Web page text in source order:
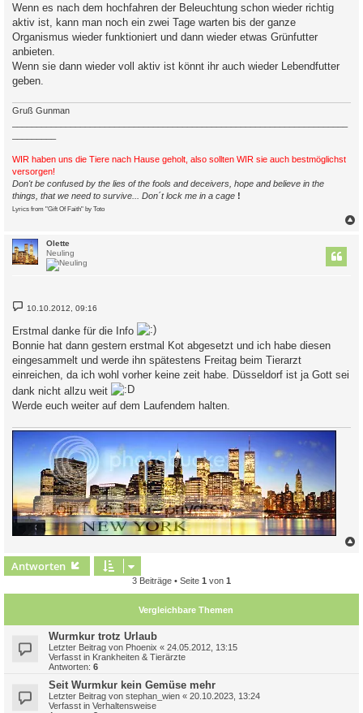
Wenn es nach dem hochfahren der Beleuchtung schon wieder richtig
aktiv ist, kann man noch ein zwei Tage warten bis der ganze
Organismus wieder funktioniert und dann wieder etwas Grünfutter
anbieten.
Wenn sie dann wieder voll aktiv ist könnt ihr auch wieder Lebendfutter
geben.
Gruß Gunman
WIR haben uns die Tiere nach Hause geholt, also sollten WIR sie auch bestmöglichst
versorgen!
Don't be confused by the lies of the fools and deceivers, hope and believe in the
things, that we need to survive... Don´t lock me in a cage !
Lyrics from "Gift Of Faith" by Toto
Olette
Neuling
B
e
t
r
g
10.10.2012, 09:16
Erstmal danke für die Info
Bonnie hat dann gestern erstmal Kot abgesetzt und ich habe diesen
eingesammelt und werde ihn spätestens Freitag beim Tierarzt
einreichen, da ich wohl vorher keine zeit habe. Düsseldorf ist ja Gott sei
dank nicht allzu weit
Werde euch weiter auf dem Laufendem halten.
b
Antworten
3 Beiträge • Seite 1 von 1
Vergleichbare Themen
Wurmkur trotz Urlaub
Letzter Beitrag von Phoenix « 24.05.2012, 13:15
Verfasst in Krankheiten & Tierärzte
Antworten: 6
Seit Wurmkur kein Gemüse mehr
Letzter Beitrag von stephan_wien « 20.10.2023, 13:24
Verfasst in Verhaltensweise